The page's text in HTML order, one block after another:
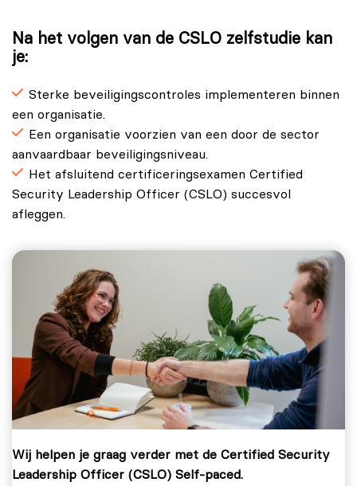
Na het volgen van de CSLO zelfstudie kan
je:
Sterke beveiligingscontroles implementeren binnen
een organisatie.
Een organisatie voorzien van een door de sector
aanvaardbaar beveiligingsniveau.
Het afsluitend certificeringsexamen Certified
Security Leadership Officer (CSLO) succesvol
afleggen.
Wij helpen je graag verder met de Certified Security
Leadership Officer (CSLO) Self-paced.